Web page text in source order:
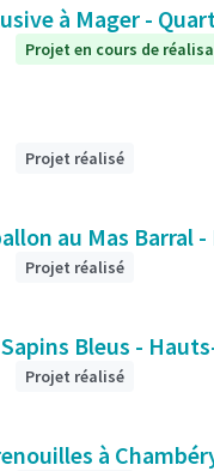
à Mager -
Projet en cours de
Projet réalisé
au Mas Barral -
Projet réalisé
Bleus -
Projet réalisé
à